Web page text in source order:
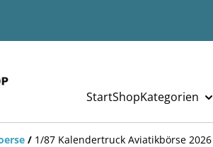
StartShopKategorien
/ 1/87 Kalendertruck Aviatikbörse 2026